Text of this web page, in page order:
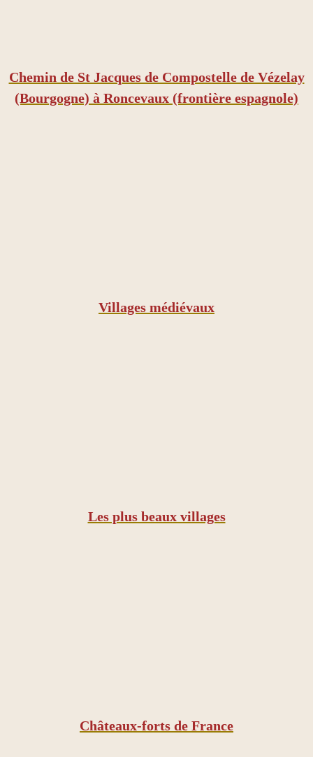
Chemin de St Jacques de Compostelle de Vézelay
(Bourgogne) à Roncevaux (frontière espagnole)
Villages médiévaux
Les plus beaux villages
Châteaux-forts de France